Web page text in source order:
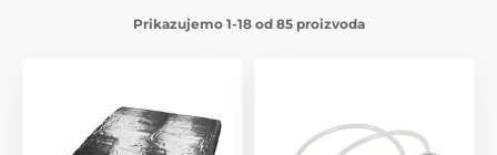
Prikazujemo 1-18 od 85 proizvoda